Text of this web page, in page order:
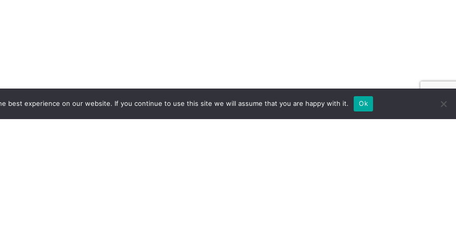
best experience on our website. If you continue to use this site we will assume that you are happy with it. Ok